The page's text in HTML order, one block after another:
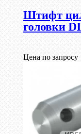
Штифт
головки
Цена по запросу